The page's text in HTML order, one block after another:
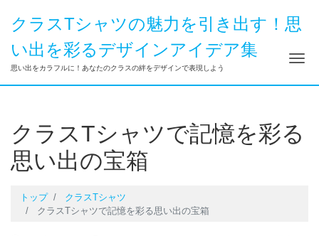
クラスTシャツの魅力を引き出す！思
い出を彩るデザインアイデア集
思い出をカラフルに！あなたのクラスの絆をデザインで表現しよう ナ
クラスTシャツで記憶を彩る
思い出の宝箱
トップ
クラスTシャツ
クラスTシャツで記憶を彩る思い出の宝箱